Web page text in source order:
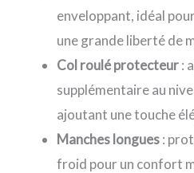
enveloppant, idéal
une grande liberté de
Col roulé protecteur:
supplémentaire au
ajoutant une touche
Manches longues:
froid pour un confort